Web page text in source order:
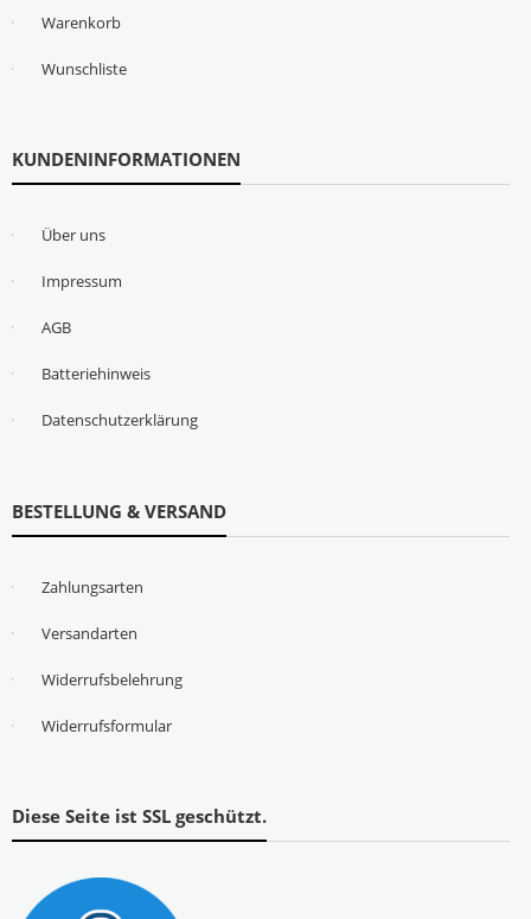
Warenkorb
Wunschliste
KUNDENINFORMATIONEN
Über uns
Impressum
AGB
Batteriehinweis
Datenschutzerklärung
BESTELLUNG & VERSAND
Zahlungsarten
Versandarten
Widerrufsbelehrung
Widerrufsformular
Diese Seite ist SSL geschützt.